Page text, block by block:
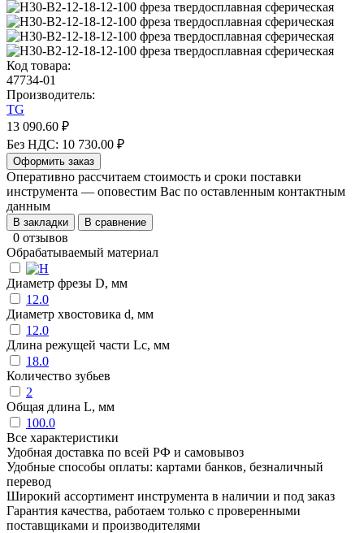
Код товара:
47734-01
Производитель:
TG
13 090.60 ₽
Без НДС: 10 730.00 ₽
Оформить заказ
Оперативно рассчитаем стоимость и сроки поставки
инструмента — оповестим Вас по оставленным контактным
данным
В закладки В сравнение
0 отзывов
Обрабатываемый материал
Диаметр фрезы D, мм
12.0
Диаметр хвостовика d, мм
12.0
Длина режущей части Lc, мм
18.0
Количество зубьев
2
Общая длина L, мм
100.0
Все характеристики
Удобная доставка по всей РФ и самовывоз
Удобные способы оплаты: картами банков, безналичный
перевод
Широкий ассортимент инструмента в наличии и под заказ
Гарантия качества, работаем только с проверенными
поставщиками и производителями